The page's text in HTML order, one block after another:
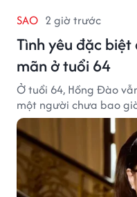
SAO 2 giờ trước
Tình yêu đặc
mãn ở tuổi 64
Ở tuổi 64, Hồng Đào
một người chưa bao